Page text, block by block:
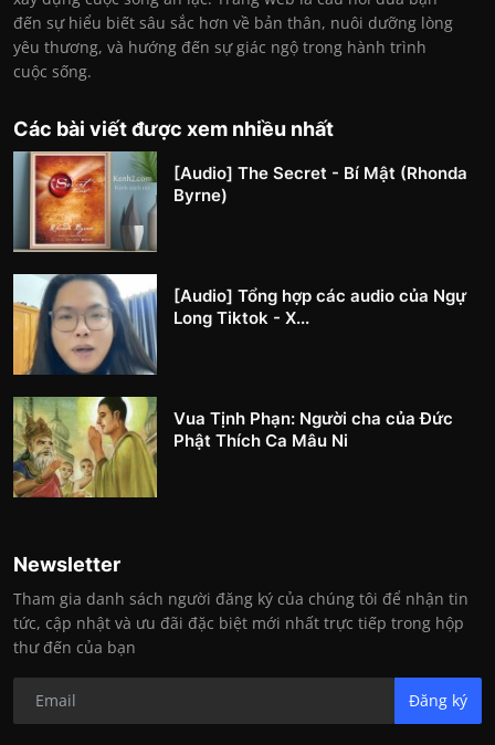
đến sự hiểu biết sâu sắc hơn về bản thân, nuôi dưỡng lòng
yêu thương, và hướng đến sự giác ngộ trong hành trình
cuộc sống.
Các bài viết được xem nhiều nhất
[Audio] The Secret - Bí Mật (Rhonda
Byrne)
[Audio] Tổng hợp các audio của Ngự
Long Tiktok - X...
Vua Tịnh Phạn: Người cha của Đức
Phật Thích Ca Mâu Ni
Newsletter
Tham gia danh sách người đăng ký của chúng tôi để nhận tin
tức, cập nhật và ưu đãi đặc biệt mới nhất trực tiếp trong hộp
thư đến của bạn
Đăng ký